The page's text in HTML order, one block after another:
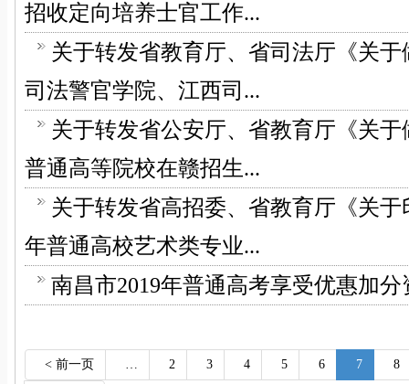
招收定向培养士官工作...
关于转发省教育厅、省司法厅《关于
司法警官学院、江西司...
关于转发省公安厅、省教育厅《关于
普通高等院校在赣招生...
关于转发省高招委、省教育厅《关于
年普通高校艺术类专业...
南昌市2019年普通高考享受优惠加
< 前一页 … 2 3 4 5 6 7 8